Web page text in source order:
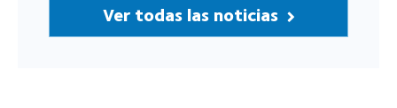
Ver todas las noticias